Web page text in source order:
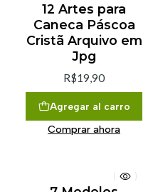
12 Artes para
Caneca Páscoa
Cristã Arquivo em
Jpg
R$19,90
Agregar al carro
Comprar ahora